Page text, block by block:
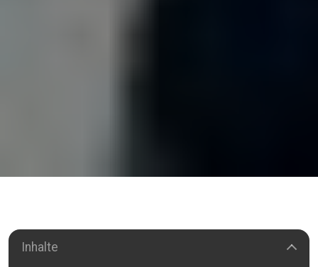
Inhalte